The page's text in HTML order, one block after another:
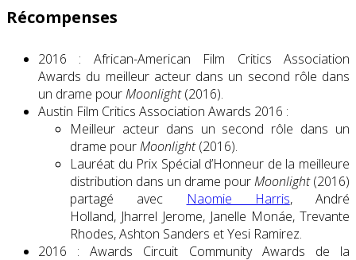
Récompenses
2016 : African-American Film Critics Association
Awards du meilleur acteur dans un second rôle dans
un drame pourMoonlight(2016).
Austin Film Critics Association Awards 2016 :
Meilleur acteur dans un second rôle dans un
drame pourMoonlight(2016).
Lauréat du Prix Spécial d’Honneur de la meilleure
distribution dans un drame pourMoonlight(2016)
partagé avec
Naomie Harris, André
Holland, Jharrel Jerome, Janelle Monáe, Trevante
Rhodes, Ashton Sanders et Yesi Ramirez.
2016 : Awards Circuit Community Awards de la